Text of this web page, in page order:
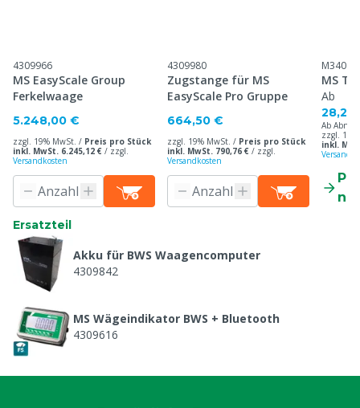
4309966
MS EasyScale Group
Ferkelwaage
5.248,00 €
zzgl. 19% MwSt. / Preis pro Stück
inkl. MwSt. 6.245,12 € / zzgl.
Versandkosten
4309980
Zugstange für MS
EasyScale Pro Gruppe
664,50 €
zzgl. 19% MwSt. / Preis pro Stück
inkl. MwSt. 790,76 € / zzgl.
Versandkosten
MS
Ab
28,20
Ab
zzgl.
inkl.
Ersatzteil
Akku für BWS Waagencomputer
4309842
MS Wägeindikator BWS + Bluetooth
4309616